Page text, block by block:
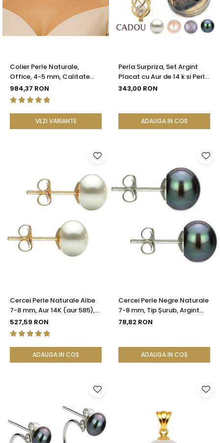
Seturi Perle cu Argint
Brățări cu Perle
Pandantive cu Perle
Colier Perle Naturale,
Office, 4-5 mm, Calitate
AAA, Aur 14K | KASKADDA®
984,37 RON
VEZI VARIANTE
Perla Surpriza, Set Argint
Placat cu Aur de 14 k si Perle
Naturale
343,00 RON
ADAUGA IN COS
Cercei Perle Naturale Albe
7-8 mm, Aur 14K (aur 585),
Calitatea AAA | KASKADDA®
527,59 RON
ADAUGA IN COS
Cercei Perle Negre Naturale
7-8 mm, Tip Șurub, Argint
925 - Calitate AAA |
78,82 RON
ADAUGA IN COS